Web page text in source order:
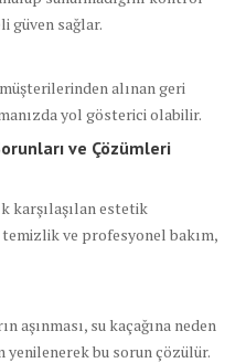
güven sağlar.
alınan geri
yol gösterici olabilir.
ve Çözümleri
karşılaşılan estetik
ve profesyonel bakım,
aşınması, su kaçağına neden
yenilenerek bu sorun çözülür.